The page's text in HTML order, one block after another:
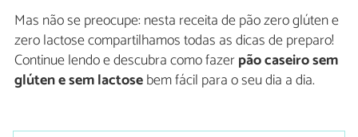
Mas não se preocupe: nesta receita de pão zero glúten e
zero lactose compartilhamos todas as dicas de preparo!
Continue lendo e descubra como fazerpão caseiro sem
glúten e sem lactosebem fácil para o seu dia a dia.